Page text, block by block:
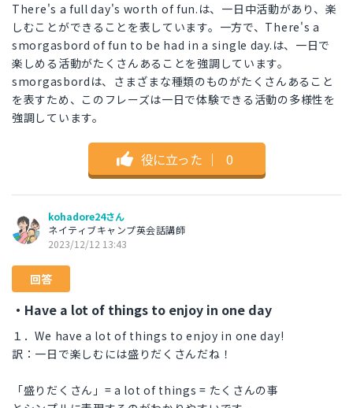
There's a full day's worth of fun.は、一日中活動があり、楽
しむことができることを表しています。一方で、There's a
smorgasbord of fun to be had in a single day.は、一日で
楽しめる活動がたくさんあることを強調しています。
smorgasbordは、さまざまな種類のものがたくさんあること
を表すため、このフレーズは一日で体験できる活動の多様性を
強調しています。
役に立った ｜ 0
kohadore24さん
ネイティブキャンプ英会話講師
2023/12/12 13:43
回答
・Have a lot of things to enjoy in one day
１．We have a lot of things to enjoy in one day!
訳：一日で楽しむには盛りだくさんだね！
「盛りだくさん」= a lot of things = たくさんの事